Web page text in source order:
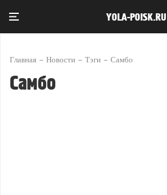
YOLA-POISK.RU
Главная Новости Тэги Самбо
Самбо